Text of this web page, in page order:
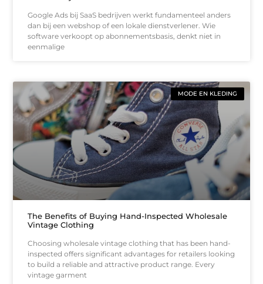
Google Ads bij SaaS bedrijven werkt fundamenteel anders
dan bij een webshop of een lokale dienstverlener. Wie
software verkoopt op abonnementsbasis, denkt niet in
eenmalige
MODE EN KLEDING
The Benefits of Buying Hand-Inspected Wholesale
Vintage Clothing
Choosing wholesale vintage clothing that has been hand-
inspected offers significant advantages for retailers looking
to build a reliable and attractive product range. Every
vintage garment